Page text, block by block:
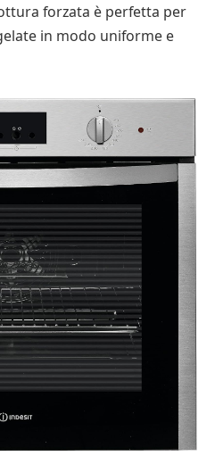
forzata è perfetta per
in modo uniforme e